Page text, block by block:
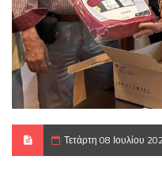
Τετάρτη 08 Ιουλίου